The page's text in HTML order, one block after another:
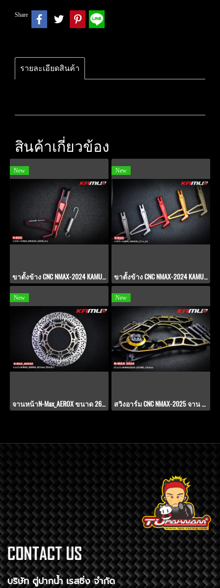
Share
รายละเอียดสินค้า
สินค้าเกี่ยวข้อง
New
ขาตั้งข้าง CNC NMAX-2024 KAMUI 2-Tone V.1
New
ขาตั้งข้าง CNC NMAX-2024 KAMUI V.2
New
จานหน้าN-Max_AEROX ขนาด 267 มิล. TD-V.9.1
New
สวิงอาร์ม CNC NMAX-2025 จาน 230 มิล. ปั๊ม BB 2 Pot
บริษัท ตู่ปากน้ำ เรสซิ่ง จำกัด